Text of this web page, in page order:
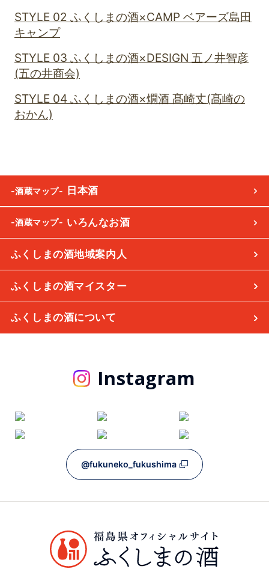
STYLE 02 ふくしまの酒×CAMP ベアーズ島田
キャンプ
STYLE 03 ふくしまの酒×DESIGN 五ノ井智彦
(五の井商会)
STYLE 04 ふくしまの酒×燗酒 髙崎丈(髙崎の
おかん)
-酒蔵マップ- 日本酒
-酒蔵マップ- いろんなお酒
ふくしまの酒地域案内人
ふくしまの酒マイスター
ふくしまの酒について
Instagram
@fukuneko_fukushima